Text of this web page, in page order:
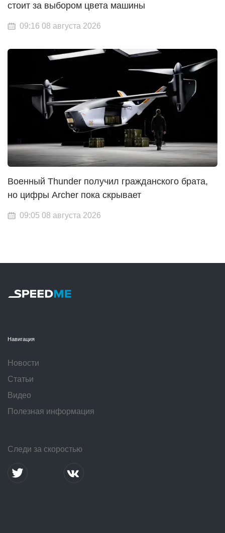
стоит за выбором цвета машины
09:16 08 августа 2026
Военный Thunder получил гражданского брата,
но цифры Archer пока скрывает
09:05 08 августа 2026
Навигация
Новости
Статьи
Видео
Полезная информация
Следи за скоростью